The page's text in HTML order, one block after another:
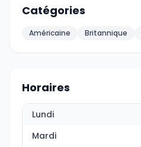
Catégories
Américaine Britannique
Horaires
Lundi
Mardi